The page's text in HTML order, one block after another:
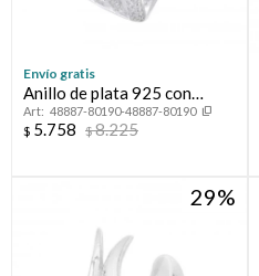
Envío gratis
Anillo de plata 925 con
circonias, TRENZA.
48887-80190-48887-80190
$ 5.758 $8.225
29